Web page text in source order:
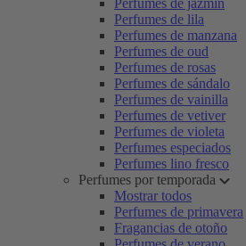
Perfumes de jazmín
Perfumes de lila
Perfumes de manzana
Perfumes de oud
Perfumes de rosas
Perfumes de sándalo
Perfumes de vainilla
Perfumes de vetiver
Perfumes de violeta
Perfumes especiados
Perfumes lino fresco
Perfumes por temporada
Mostrar todos
Perfumes de primavera
Fragancias de otoño